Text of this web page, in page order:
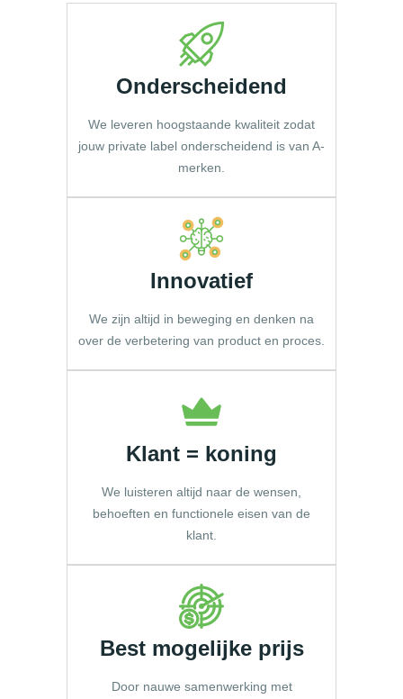
Klant = koning
We luisteren altijd naar de wensen,
behoeften en functionele eisen van de
klant.
Innovatief
We zijn altijd in beweging en denken na
over de verbetering van product en proces.
Onderscheidend
We leveren hoogstaande kwaliteit zodat
jouw private label onderscheidend is van A-
merken.
Best mogelijke prijs
Door nauwe samenwerking met